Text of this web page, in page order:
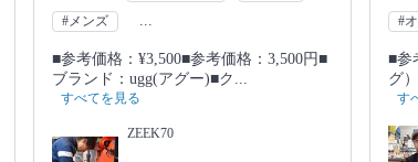
#メンズ
...
■参考価格：¥3,500■参考価格：3,500円■
ブランド：ugg(アグー)■ク...
すべてを見る
ZEEK70
#
■参
グ
す